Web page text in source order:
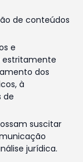
de conteúdos
e
estritamente
dos
à
de
suscitar
jurídica.